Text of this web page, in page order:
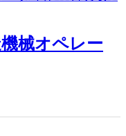
械オペレー